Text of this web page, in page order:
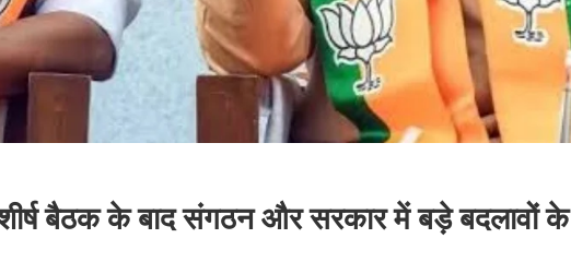
बैठक के बाद संगठन और सरकार में बड़े बदलावों के